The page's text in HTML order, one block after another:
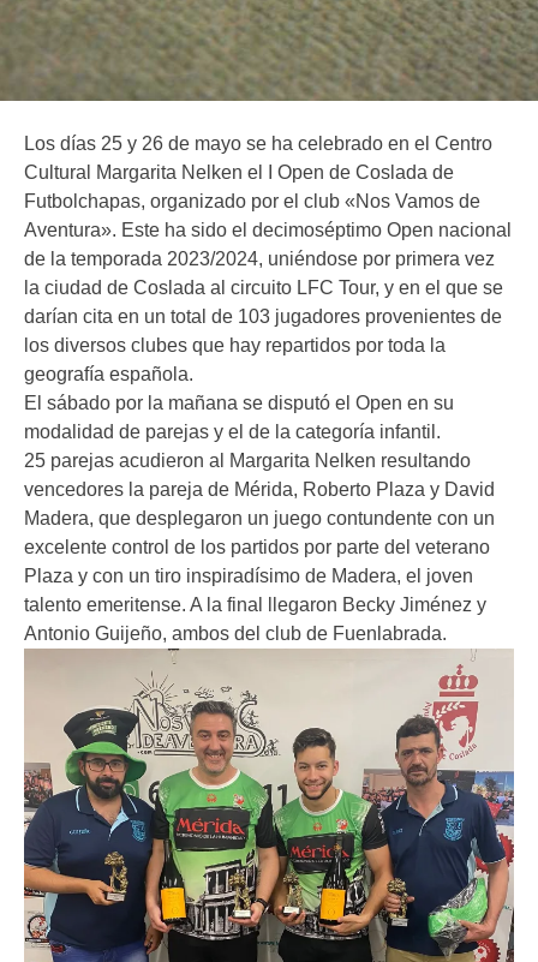
Los días 25 y 26 de mayo se ha celebrado en el Centro
Cultural Margarita Nelken el I Open de Coslada de
Futbolchapas, organizado por el club «Nos Vamos de
Aventura». Este ha sido el decimoséptimo Open nacional
de la temporada 2023/2024, uniéndose por primera vez
la ciudad de Coslada al circuito LFC Tour, y en el que se
darían cita en un total de 103 jugadores provenientes de
los diversos clubes que hay repartidos por toda la
geografía española.
El sábado por la mañana se disputó el Open en su
modalidad de parejas y el de la categoría infantil.
25 parejas acudieron al Margarita Nelken resultando
vencedores la pareja de Mérida, Roberto Plaza y David
Madera, que desplegaron un juego contundente con un
excelente control de los partidos por parte del veterano
Plaza y con un tiro inspiradísimo de Madera, el joven
talento emeritense. A la final llegaron Becky Jiménez y
Antonio Guijeño, ambos del club de Fuenlabrada.